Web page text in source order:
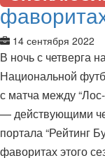
14 сентября 2022
В ночь с четверга
Национальной
с матча между
— действующими
портала “Рейтинг
фаворитах этого